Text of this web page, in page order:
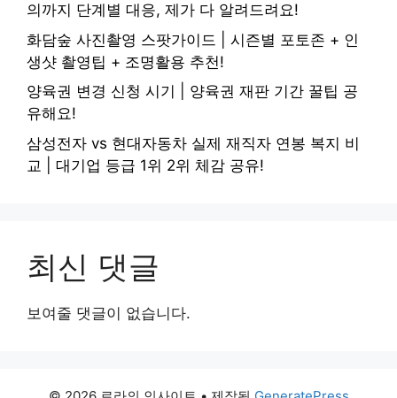
의까지 단계별 대응, 제가 다 알려드려요!
화담숲 사진촬영 스팟가이드 | 시즌별 포토존 + 인
생샷 촬영팁 + 조명활용 추천!
양육권 변경 신청 시기 | 양육권 재판 기간 꿀팁 공
유해요!
삼성전자 vs 현대자동차 실제 재직자 연봉 복지 비
교 | 대기업 등급 1위 2위 체감 공유!
최신 댓글
보여줄 댓글이 없습니다.